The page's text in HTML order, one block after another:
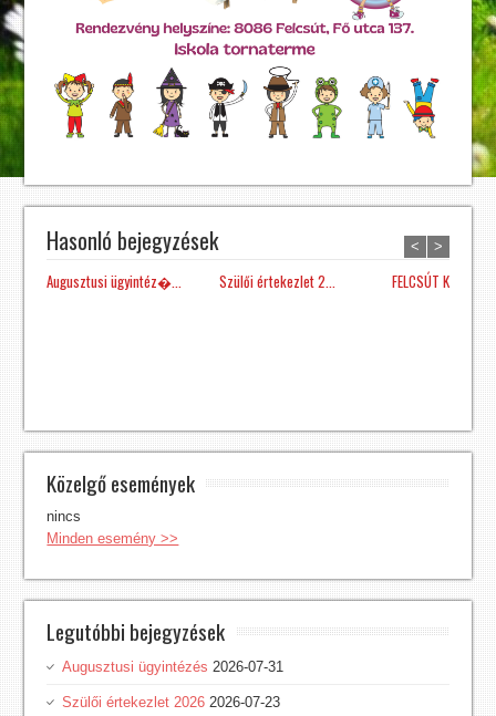
Hasonló bejegyzések
Augusztusi ügyintéz�... Szülői értekezlet 2... FELCSÚT KÖZSÉG
< >
Közelgő események
nincs
Minden esemény >>
Legutóbbi bejegyzések
Augusztusi ügyintézés 2026-07-31
Szülői értekezlet 2026 2026-07-23